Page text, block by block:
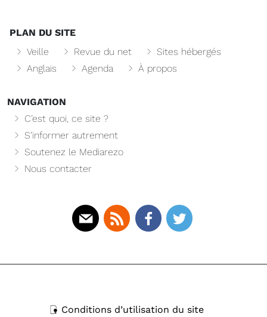
PLAN DU SITE
Veille
Revue du net
Sites hébergés
Anglais
Agenda À propos
NAVIGATION
C’est quoi, ce site ?
S’informer autrement
Soutenez le Mediarezo
Nous contacter
Conditions d’utilisation du site